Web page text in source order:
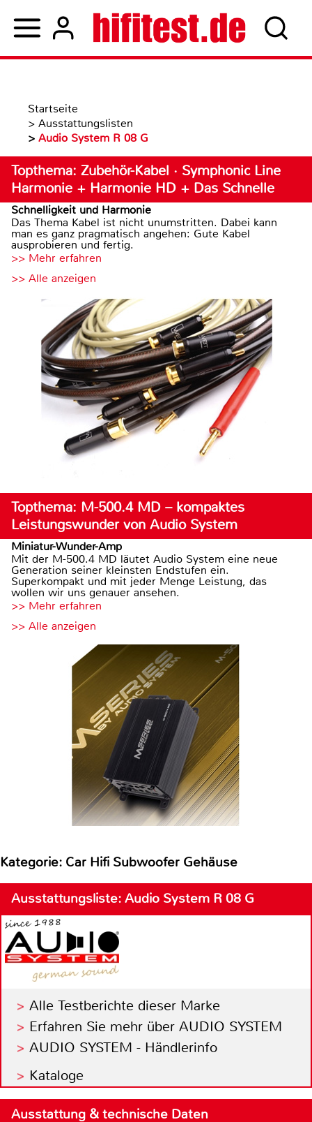
Startseite
> Ausstattungslisten
> Audio System R 08 G
Topthema: Zubehör-Kabel · Symphonic Line
Harmonie + Harmonie HD + Das Schnelle
Schnelligkeit und Harmonie
Das Thema Kabel ist nicht unumstritten. Dabei kann
man es ganz pragmatisch angehen: Gute Kabel
ausprobieren und fertig.
>> Mehr erfahren
>> Alle anzeigen
Topthema: M-500.4 MD – kompaktes
Leistungswunder von Audio System
Miniatur-Wunder-Amp
Mit der M-500.4 MD läutet Audio System eine neue
Generation seiner kleinsten Endstufen ein.
Superkompakt und mit jeder Menge Leistung, das
wollen wir uns genauer ansehen.
>> Mehr erfahren
>> Alle anzeigen
Kategorie: Car Hifi Subwoofer Gehäuse
Ausstattungsliste: Audio System R 08 G
Alle Testberichte dieser Marke
Erfahren Sie mehr über AUDIO SYSTEM
AUDIO SYSTEM - Händlerinfo
Kataloge
Ausstattung & technische Daten